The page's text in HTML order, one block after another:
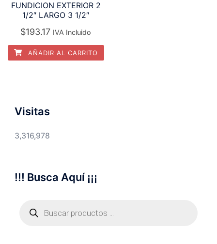
FUNDICION EXTERIOR 2
1/2″ LARGO 3 1/2″
$193.17 IVA Incluido
AÑADIR AL CARRITO
Visitas
3,316,978
!!! Busca Aquí ¡¡¡
productos